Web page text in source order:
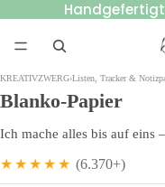
KREATIVZWERG›Listen, Tracker &
Blanko-Papier
Ich mache alles bis auf eins
★★★★★ (6.370+)